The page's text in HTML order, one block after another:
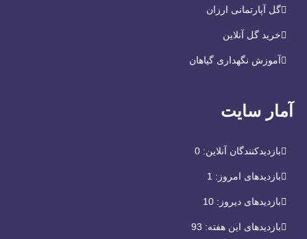
گل آپارتمانی ارزان
خرید گل آنلاین
آموزش نگهداری گیاهان
آمار سایت
بازدیدکنندگان آنلاین: 0
بازدیدهای امروز: 1
بازدیدهای دیروز: 10
بازدیدهای این هفته: 93